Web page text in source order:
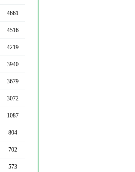
4661
4516
4219
3940
3679
3072
1087
804
702
573